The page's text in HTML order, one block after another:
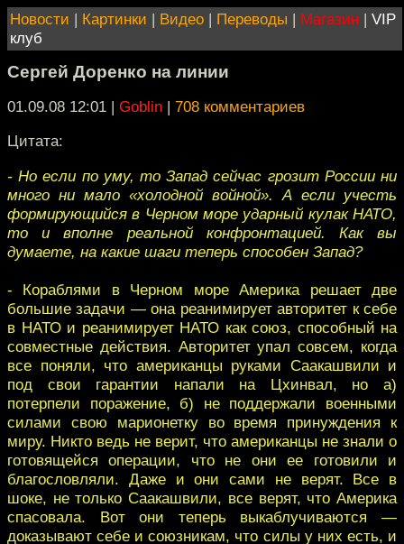
Новости | Картинки | Видео | Переводы | Магазин | VIP
клуб
Сергей Доренко на линии
01.09.08 12:01 | Goblin | 708 комментариев
Цитата:
- Но если по уму, то Запад сейчас грозит России ни
много ни мало «холодной войной». А если учесть
формирующийся в Черном море ударный кулак НАТО,
то и вполне реальной конфронтацией. Как вы
думаете, на какие шаги теперь способен Запад?
- Кораблями в Черном море Америка решает две
большие задачи — она реанимирует авторитет к себе
в НАТО и реанимирует НАТО как союз, способный на
совместные действия. Авторитет упал совсем, когда
все поняли, что американцы руками Саакашвили и
под свои гарантии напали на Цхинвал, но а)
потерпели поражение, б) не поддержали военными
силами свою марионетку во время принуждения к
миру. Никто ведь не верит, что американцы не знали о
готовящейся операции, что не они ее готовили и
благословляли. Даже и они сами не верят. Все в
шоке, не только Саакашвили, все верят, что Америка
спасовала. Вот они теперь выкаблучиваются —
доказывают себе и союзникам, что силы у них есть, и